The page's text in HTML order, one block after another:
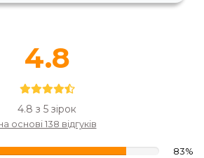
4.8
4.8 з 5 зірок
основі 138 відгуків
83%